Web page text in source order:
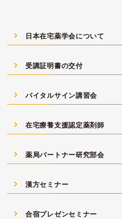
navigate_next 日本在宅薬学会について
navigate_next 受講証明書の交付
navigate_next バイタルサイン講習会
navigate_next 在宅療養支援認定薬剤師
navigate_next 薬局パートナー研究部会
navigate_next 漢方セミナー
navigate_next 合宿プレゼンセミナー